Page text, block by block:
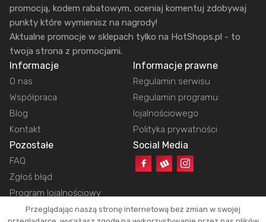
promocją, kodem rabatowym, oceniaj komentuj zdobywaj
punkty które wymienisz na nagrody!
Aktualne promocje w sklepach tylko na HotShops.pl - to
twoja strona z promocjami.
Informacje
O nas
Współpraca
Blog
Kontakt
Informacje prawne
Regulamin serwisu
Regulamin programu
lojalnościowego
Polityka prywatności
Pozostałe
FAQ
Zgłoś błąd
Program lojalnościowy
Social Media
Przeglądając naszą stronę internetową bez zmian w swojej